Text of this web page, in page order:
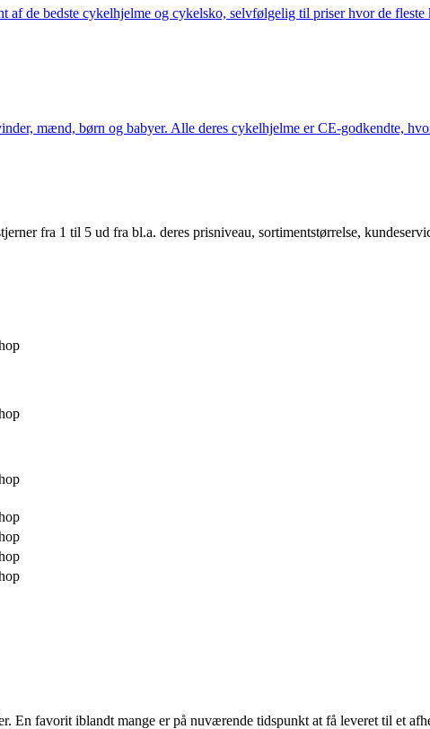
de bedste cykelhjelme og cykelsko, selvfølgelig til priser hvor de
mænd, børn og babyer. Alle deres cykelhjelme er CE-godkendte,
fra 1 til 5 ud fra bl.a. deres prisniveau, sortimentstørrelse,
En favorit iblandt mange er på nuværende tidspunkt at få leveret til et